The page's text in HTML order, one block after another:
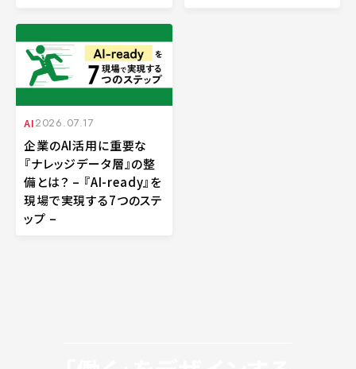
AI2026.07.17
企業のAI活用に重要な
『ナレッジデータ層』の整
備とは？ – 『AI-ready』を
現場で実現する7つのステ
ップ –